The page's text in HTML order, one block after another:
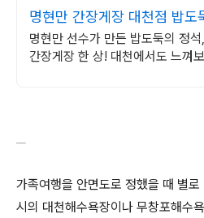
명현만 간장게장 대천점 밥도
명현만 선수가 만든 밥도둑의 정
간장게장 한 상! 대천에서도 느껴
가족여행을 안면도로 정했을 때 별
시의 대천해수욕장이나 무창포해수